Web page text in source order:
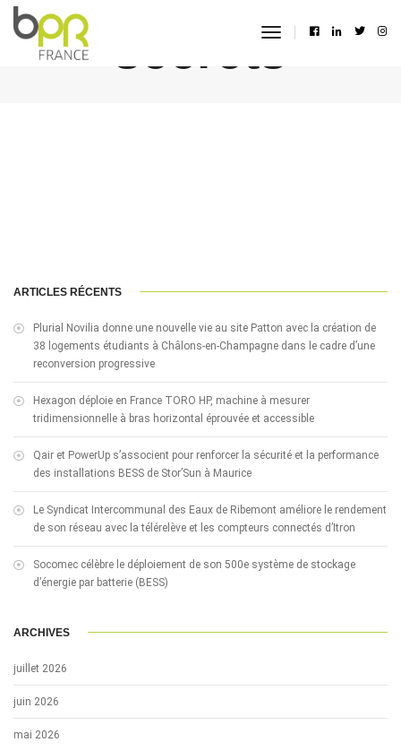
toggle
secrets
ARTICLES RÉCENTS
Plurial Novilia donne une nouvelle vie au site Patton avec la création de
38 logements étudiants à Châlons-en-Champagne dans le cadre d’une
reconversion progressive
Hexagon déploie en France TORO HP, machine à mesurer
tridimensionnelle à bras horizontal éprouvée et accessible
Qair et PowerUp s’associent pour renforcer la sécurité et la performance
des installations BESS de Stor’Sun à Maurice
Le Syndicat Intercommunal des Eaux de Ribemont améliore le rendement
de son réseau avec la télérelève et les compteurs connectés d’Itron
Socomec célèbre le déploiement de son 500e système de stockage
d’énergie par batterie (BESS)
ARCHIVES
juillet 2026
juin 2026
mai 2026